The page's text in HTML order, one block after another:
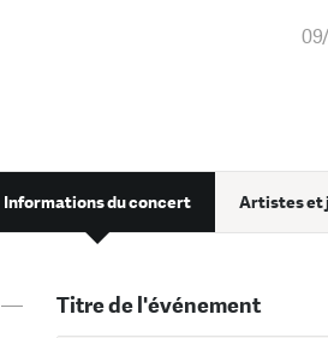
Informations du concert Artistes et
— Titre de l'événement